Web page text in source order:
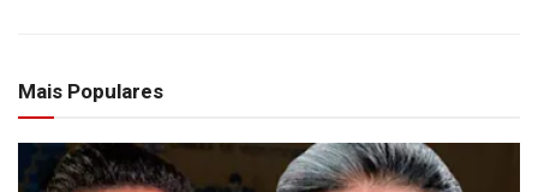
Mais Populares